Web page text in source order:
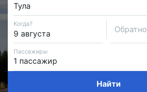
Когда?
Обратно
Пассажиры
Найти